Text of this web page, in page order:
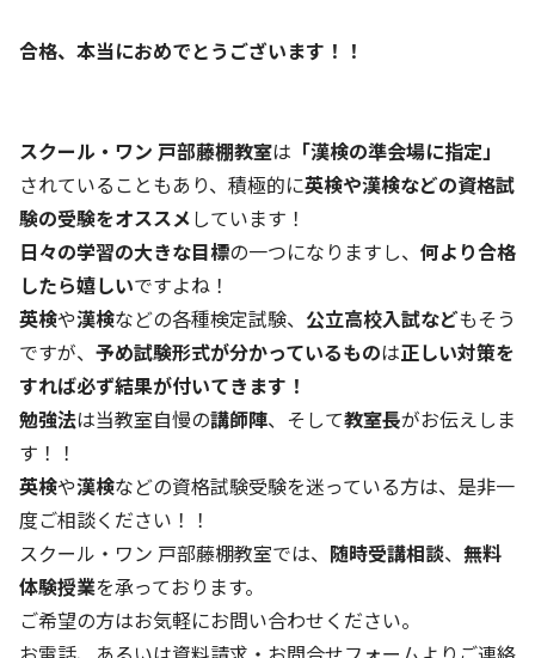
合格、本当におめでとうございます！！
スクール・ワン 戸部藤棚教室は 「漢検の準会場に指定」
されていることもあり、積極的に英検や漢検などの資格試
験の受験をオススメしています！
日々の学習の大きな目標の一つになりますし、 何より合格
したら嬉しいですよね！
英検や漢検などの各種検定試験、 公立高校入試などもそう
ですが、 予め試験形式が分かっているものは正しい対策を
すれば必ず結果が付いてきます！
勉強法は当教室自慢の講師陣、そして教室長がお伝えしま
す！！
英検や漢検などの資格試験受験を迷っている方は、是非一
度ご相談ください！！
スクール・ワン 戸部藤棚教室では、 随時受講相談、 無料
体験授業を承っております。
ご希望の方はお気軽にお問い合わせください。